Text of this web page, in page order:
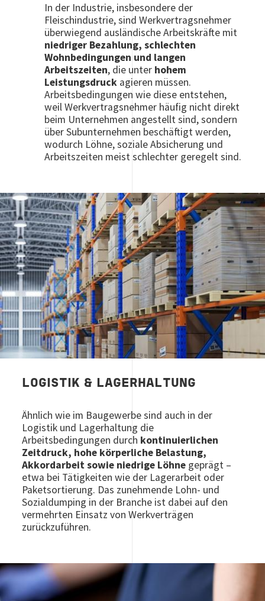
In der Industrie, insbesondere der
Fleischindustrie, sind Werkvertragsnehmer
überwiegend ausländische Arbeitskräfte mit
niedriger Bezahlung, schlechten
Wohnbedingungen und langen
Arbeitszeiten, die unter hohem
Leistungsdruckagieren müssen.
Arbeitsbedingungen wie diese entstehen,
weil Werkvertragsnehmer häufig nicht direkt
beim Unternehmen angestellt sind, sondern
über Subunternehmen beschäftigt werden,
wodurch Löhne, soziale Absicherung und
Arbeitszeiten meist schlechter geregelt sind.
Image
LOGISTIK & LAGERHALTUNG
Ähnlich wie im Baugewerbe sind auch in der
Logistik und Lagerhaltung die
Arbeitsbedingungen durch kontinuierlichen
Zeitdruck, hohe körperliche Belastung,
Akkordarbeit sowie niedrige Löhne geprägt –
etwa bei Tätigkeiten wie der Lagerarbeit oder
Paketsortierung. Das zunehmende Lohn- und
Sozialdumping in der Branche ist dabei auf den
vermehrten Einsatz von Werkverträgen
zurückzuführen.
Image